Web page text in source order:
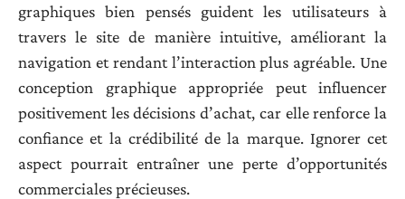
graphiques bien pensés guident les utilisateurs à
travers le site de manière intuitive, améliorant la
navigation et rendant l’interaction plus agréable. Une
conception graphique appropriée peut influencer
positivement les décisions d’achat, car elle renforce la
confiance et la crédibilité de la marque. Ignorer cet
aspect pourrait entraîner une perte d’opportunités
commerciales précieuses.